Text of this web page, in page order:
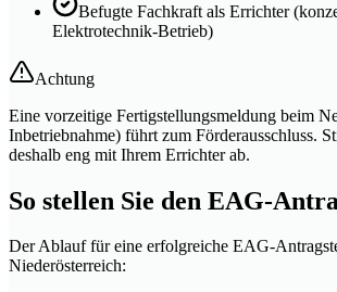
Befugte Fachkraft als Errichter
Elektrotechnik-Betrieb)
Achtung
Eine vorzeitige Fertigstellungsmeldung beim
Inbetriebnahme) führt zum Förderausschluss.
deshalb eng mit Ihrem Errichter ab.
So stellen Sie den EAG-
Der Ablauf für eine erfolgreiche EAG-
Niederösterreich: